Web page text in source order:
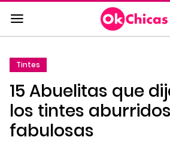
Saltar
al
contenido
la
navegación
principal
Tintes
15 Abuelitas que
los tintes
fabulosas